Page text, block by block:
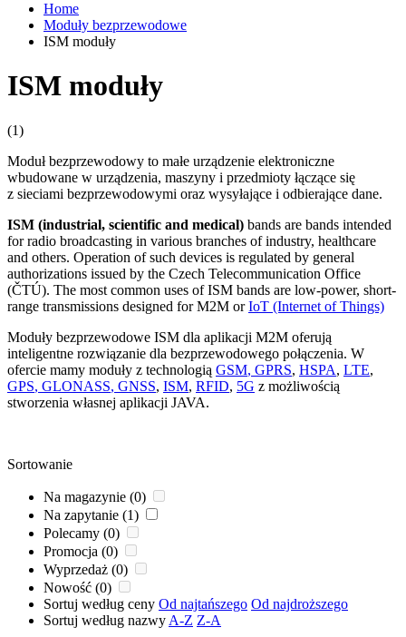
Home
Moduły bezprzewodowe
ISM moduły
ISM moduły
(1)
Modułbezprzewodowy to małe urządzenie elektroniczne
wbudowane w urządzenia, maszyny i przedmioty łączące się
z sieciami bezprzewodowymi oraz wysyłające i odbierające dane.
ISM (industrial, scientific and medical) bands are bands intended
for radio broadcasting in various branches of industry, healthcare
and others. Operation of such devices is regulated by general
authorizations issued by the Czech Telecommunication Office
(ČTÚ). The most common uses of ISM bands are low-power, short-
range transmissions designed forM2M orIoT (Internet of Things)
Moduły bezprzewodowe ISM dla aplikacji M2M oferują
inteligentne rozwiązanie dla bezprzewodowego połączenia. W
ofercie mamy moduły z technologią GSM, GPRS, HSPA, LTE,
GPS, GLONASS, GNSS, ISM, RFID, 5G z możliwością
stworzenia własnej aplikacji JAVA.
Sortowanie
Na magazynie (0)
Na zapytanie (1)
Polecamy (0)
Promocja (0)
Wyprzedaż (0)
Nowość (0)
Sortuj według ceny Od najtańszego Od najdroższego
Sortuj według nazwy A-Z Z-A